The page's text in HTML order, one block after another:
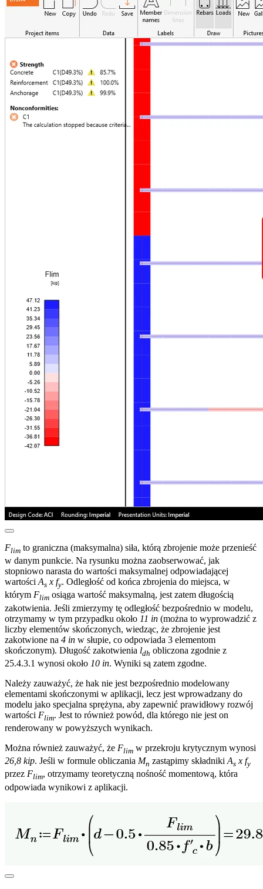
Flim to graniczna (maksymalna) siła, którą zbrojenie może przenieść
w danym punkcie. Na rysunku można zaobserwować, jak
stopniowo narasta do wartości maksymalnej odpowiadającej
wartości As x fy. Odległość od końca zbrojenia do miejsca, w
którym Flim osiąga wartość maksymalną, jest zatem długością
zakotwienia. Jeśli zmierzymy tę odległość bezpośrednio w modelu,
otrzymamy w tym przypadku około 11 in (można to wyprowadzić z
liczby elementów skończonych, wiedząc, że zbrojenie jest
zakotwione na 4 in w słupie, co odpowiada 3 elementom
skończonym). Długość zakotwienia ldh obliczona zgodnie z
25.4.3.1 wynosi około 10 in. Wyniki są zatem zgodne.
Należy zauważyć, że hak nie jest bezpośrednio modelowany
elementami skończonymi w aplikacji, lecz jest wprowadzany do
modelu jako specjalna sprężyna, aby zapewnić prawidłowy rozwój
wartości Flim. Jest to również powód, dla którego nie jest on
renderowany w powyższych wynikach.
Można również zauważyć, że Flim w przekroju krytycznym wynosi
26,8 kip. Jeśli w formule obliczania Mn zastąpimy składniki As x fy
przez Flim, otrzymamy teoretyczną nośność momentową, która
odpowiada wynikowi z aplikacji.